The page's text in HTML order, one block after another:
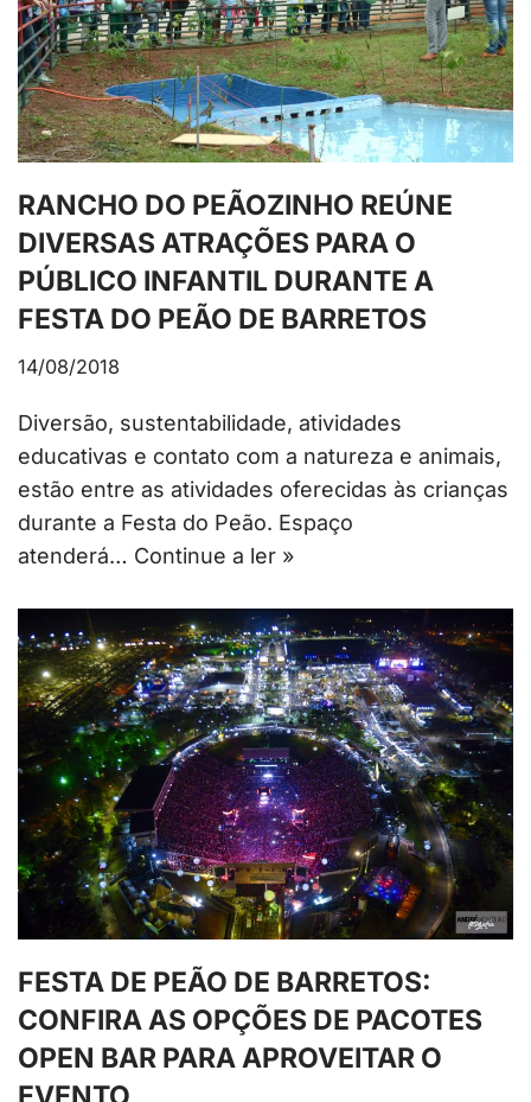
RANCHO DO PEÃOZINHO REÚNE
DIVERSAS ATRAÇÕES PARA O
PÚBLICO INFANTIL DURANTE A
FESTA DO PEÃO DE BARRETOS
14/08/2018
Diversão, sustentabilidade, atividades
educativas e contato com a natureza e animais,
estão entre as atividades oferecidas às crianças
durante a Festa do Peão. Espaço
atenderá… Continue a ler »
FESTA DE PEÃO DE BARRETOS:
CONFIRA AS OPÇÕES DE PACOTES
OPEN BAR PARA APROVEITAR O